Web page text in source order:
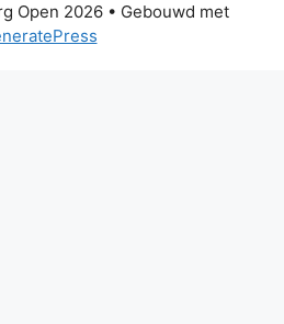
Open 2026• Gebouwd met